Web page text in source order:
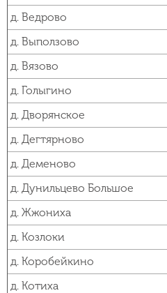
д. Ведрово
д. Выползово
д. Вязово
д. Голыгино
д. Дворянское
д. Дегтярново
д. Деменово
д. Дунильцево Большое
д. Жжониха
д. Козлоки
д. Коробейкино
д. Котиха